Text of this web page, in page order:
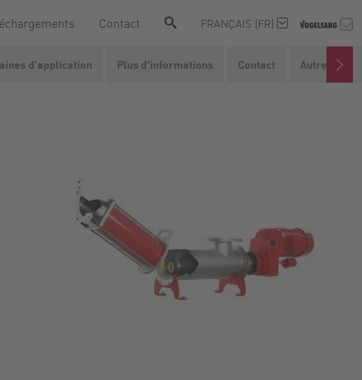
Contact FRANÇAIS (FR)
d'application Plus d'informations Contact Autres